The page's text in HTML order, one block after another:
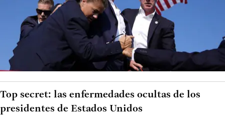
Top secret: las enfermedades ocultas de los
presidentes de Estados Unidos